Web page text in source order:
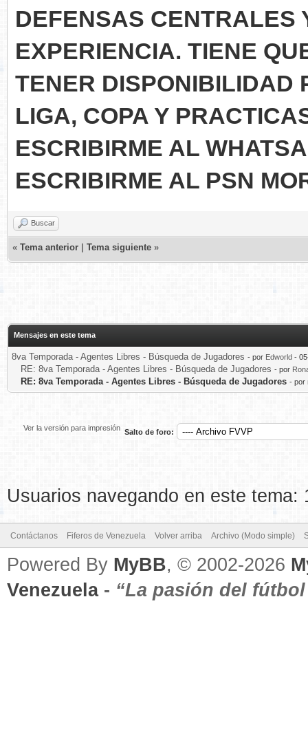
DEFENSAS CENTRALES
EXPERIENCIA. TIENE
TENER DISPONIBILIDAD
LIGA, COPA Y
ESCRIBIRME AL
ESCRIBIRME AL PSN
Buscar
« Tema anterior Tema siguiente »
Mensajes en este tema
8va Temporada - Agentes Libres - Búsqueda de Jugadores - por Edworld -
RE: 8va Temporada - Agentes Libres - Búsqueda de Jugadores - por
RE: 8va Temporada - Agentes Libres - Búsqueda de Jugadores - por
Ver la versión para impresión Salto de foro:
Usuarios navegando en este tema:
Contáctanos Fiferos de Venezuela Volver arriba Archivo (Modo simple)
Powered By MyBB, © 2002-2026
Venezuela- “La pasión del